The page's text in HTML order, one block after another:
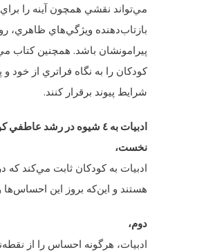
مي‌تواند نقشي همچون آينه را
بازتاب‌‌دهنده‌ ويژگي‌هاي ظاهري،
پيرامونشان باشد. همچنين کتاب
کودکان را به نگاه فراتري از
شرايط پيوند برقرار کنند.
ادبيات به ٤ شيوه در رشد عاطفي کودکان سهيم مي‌شود:
نخست،
ادبيات به کودکان ثابت مي‌کند که
هستند و اين‌که بروز اين
دوم،
ادبيات، هرگونه احساس را از